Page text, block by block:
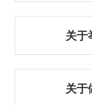
关于
关于